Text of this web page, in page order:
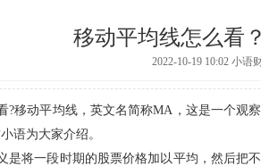
移动平均线怎么看
2022-10-19 10:02 小语
动平均线，英文名简称MA，这是一个观
语为大家介绍。
将一段时期的股票价格加以平均，然后把